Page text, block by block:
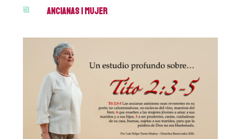
i Ancianas|Mujer